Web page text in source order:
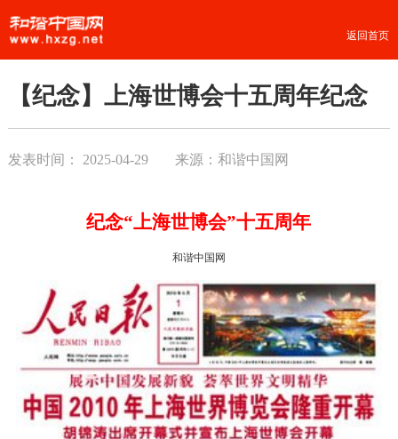
返回首页
【纪念】上海世博会十五周年纪念
发表时间： 2025-04-29 来源：和谐中国网
纪念“上海世博会”十五周年
和谐中国网